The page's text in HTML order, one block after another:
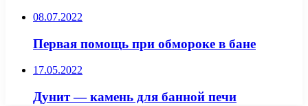
08.07.2022
Первая помощь при обмороке в бане
17.05.2022
Дунит — камень для банной печи